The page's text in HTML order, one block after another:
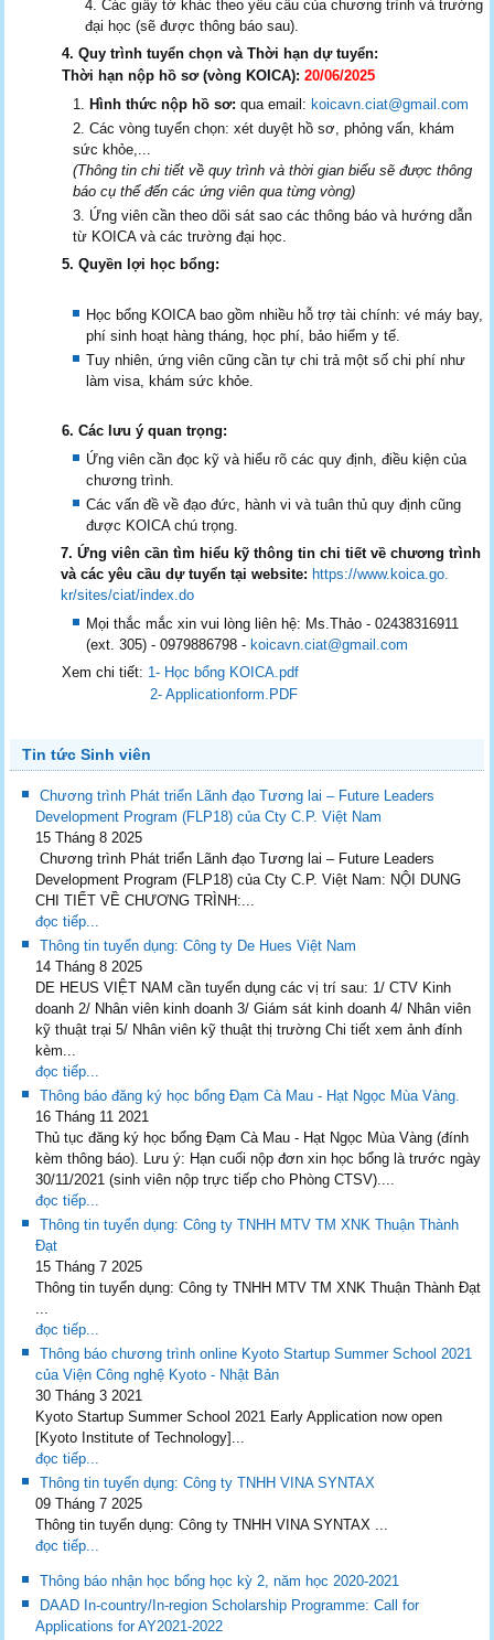
Các giấy tờ khác theo yêu cầu của chương trình và trường
đại học (sẽ được thông báo sau).
4. Quy trình tuyển chọn và Thời hạn dự tuyển:
Thời hạn nộp hồ sơ (vòng KOICA): 20/06/2025
Hình thức nộp hồ sơ: qua email: koicavn.ciat@gmail.com
Các vòng tuyển chọn: xét duyệt hồ sơ, phỏng vấn, khám
sức khỏe,...
(Thông tin chi tiết về quy trình và thời gian biểu sẽ được thông
báo cụ thể đến các ứng viên qua từng vòng)
Ứng viên cần theo dõi sát sao các thông báo và hướng dẫn
từ KOICA và các trường đại học.
5. Quyền lợi học bổng:
Học bổng KOICA bao gồm nhiều hỗ trợ tài chính: vé máy bay,
phí sinh hoạt hàng tháng, học phí, bảo hiểm y tế.
Tuy nhiên, ứng viên cũng cần tự chi trả một số chi phí như
làm visa, khám sức khỏe.
6. Các lưu ý quan trọng:
Ứng viên cần đọc kỹ và hiểu rõ các quy định, điều kiện của
chương trình.
Các vấn đề về đạo đức, hành vi và tuân thủ quy định cũng
được KOICA chú trọng.
7. Ứng viên cần tìm hiểu kỹ thông tin chi tiết về chương trình
và các yêu cầu dự tuyển tại website: https://www.koica.go.
kr/sites/ciat/index.do
Mọi thắc mắc xin vui lòng liên hệ: Ms.Thảo - 02438316911
(ext. 305) - 0979886798 - koicavn.ciat@gmail.com
Xem chi tiết: 1- Học bổng KOICA.pdf
2- Applicationform.PDF
Tin tức Sinh viên
Chương trình Phát triển Lãnh đạo Tương lai – Future Leaders
Development Program (FLP18) của Cty C.P. Việt Nam
15 Tháng 8 2025
Chương trình Phát triển Lãnh đạo Tương lai – Future Leaders
Development Program (FLP18) của Cty C.P. Việt Nam: NỘI DUNG
CHI TIẾT VỀ CHƯƠNG TRÌNH:...
đọc tiếp...
Thông tin tuyển dụng: Công ty De Hues Việt Nam
14 Tháng 8 2025
DE HEUS VIỆT NAM cần tuyển dụng các vị trí sau: 1/ CTV Kinh
doanh 2/ Nhân viên kinh doanh 3/ Giám sát kinh doanh 4/ Nhân viên
kỹ thuật trại 5/ Nhân viên kỹ thuật thị trường Chi tiết xem ảnh đính
kèm...
đọc tiếp...
Thông báo đăng ký học bổng Đạm Cà Mau - Hạt Ngọc Mùa Vàng.
16 Tháng 11 2021
Thủ tục đăng ký học bổng Đạm Cà Mau - Hạt Ngọc Mùa Vàng (đính
kèm thông báo). Lưu ý: Hạn cuối nộp đơn xin học bổng là trước ngày
30/11/2021 (sinh viên nộp trực tiếp cho Phòng CTSV)....
đọc tiếp...
Thông tin tuyển dụng: Công ty TNHH MTV TM XNK Thuận Thành
Đạt
15 Tháng 7 2025
Thông tin tuyển dụng: Công ty TNHH MTV TM XNK Thuận Thành Đạt
đọc tiếp...
Thông báo chương trình online Kyoto Startup Summer School 2021
của Viện Công nghệ Kyoto - Nhật Bản
30 Tháng 3 2021
Kyoto Startup Summer School 2021 Early Application now open
[Kyoto Institute of Technology]...
đọc tiếp...
Thông tin tuyển dụng: Công ty TNHH VINA SYNTAX
09 Tháng 7 2025
Thông tin tuyển dụng: Công ty TNHH VINA SYNTAX ...
đọc tiếp...
Thông báo nhận học bổng học kỳ 2, năm học 2020-2021
DAAD In-country/In-region Scholarship Programme: Call for
Applications for AY2021-2022